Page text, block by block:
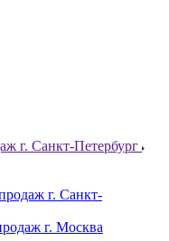
г. Санкт-Петербург
г. Санкт-
г. Москва